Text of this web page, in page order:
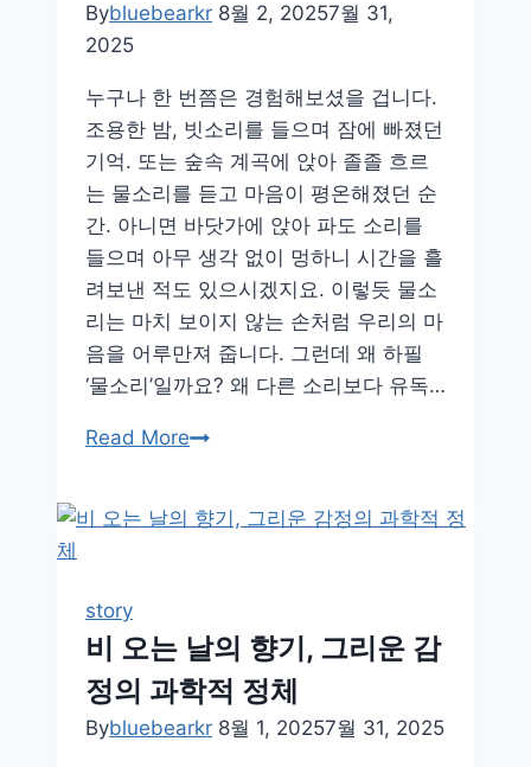
Bybluebearkr 8월 2, 20257월 31,
2025
누구나 한 번쯤은 경험해보셨을 겁니다.
조용한 밤, 빗소리를 들으며 잠에 빠졌던
기억. 또는 숲속 계곡에 앉아 졸졸 흐르
는 물소리를 듣고 마음이 평온해졌던 순
간. 아니면 바닷가에 앉아 파도 소리를
들으며 아무 생각 없이 멍하니 시간을 흘
려보낸 적도 있으시겠지요. 이렇듯 물소
리는 마치 보이지 않는 손처럼 우리의 마
음을 어루만져 줍니다. 그런데 왜 하필
‘물소리’일까요? 왜 다른 소리보다 유독…
Read More귀
는
소
리
가
story
비 오는 날의 향기, 그리운 감
정의 과학적 정체
Bybluebearkr 8월 1, 20257월 31, 2025